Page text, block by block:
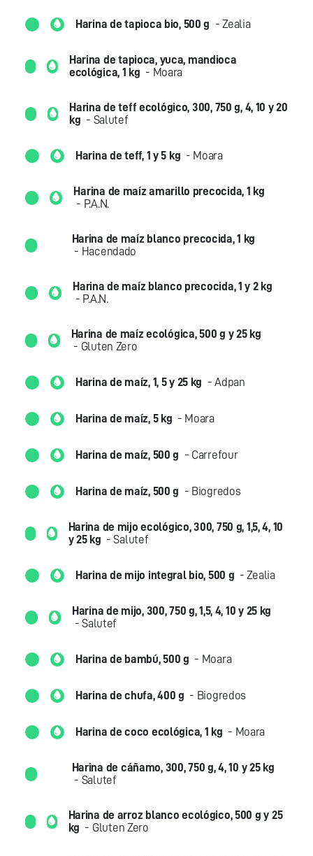
Harina de tapioca bio, 500 g - Zealia
Harina de tapioca, yuca, mandioca
ecológica, 1 kg - Moara
Harina de teff ecológico, 300, 750 g, 4, 10 y 20
kg - Salutef
Harina de teff, 1 y 5 kg - Moara
Harina de maíz amarillo precocida, 1 kg
- P.A.N.
Harina de maíz blanco precocida, 1 kg
- Hacendado
Harina de maíz blanco precocida, 1 y 2 kg
- P.A.N.
Harina de maíz ecológica, 500 g y 25 kg
- Gluten Zero
Harina de maíz, 1, 5 y 25 kg - Adpan
Harina de maíz, 5 kg - Moara
Harina de maíz, 500 g - Carrefour
Harina de maíz, 500 g - Biogredos
Harina de mijo ecológico, 300, 750 g, 1,5, 4, 10
y 25 kg - Salutef
Harina de mijo integral bio, 500 g - Zealia
Harina de mijo, 300, 750 g, 1,5, 4, 10 y 25 kg
- Salutef
Harina de bambú, 500 g - Moara
Harina de chufa, 400 g - Biogredos
Harina de coco ecológica, 1 kg - Moara
Harina de cáñamo, 300, 750 g, 4, 10 y 25 kg
- Salutef
Harina de arroz blanco ecológico, 500 g y 25
kg - Gluten Zero